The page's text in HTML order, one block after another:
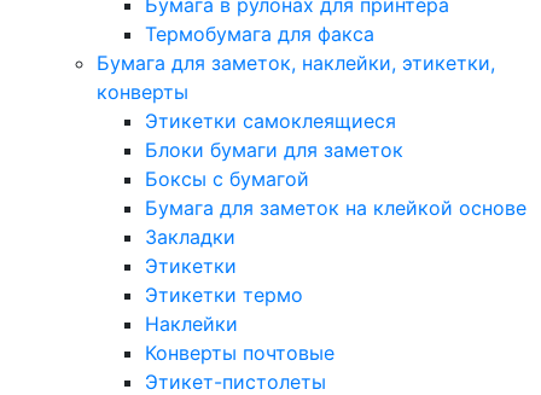
Бумага в рулонах для принтера
Термобумага для факса
Бумага для заметок, наклейки, этикетки,
конверты
Этикетки самоклеящиеся
Блоки бумаги для заметок
Боксы с бумагой
Бумага для заметок на клейкой основе
Закладки
Этикетки
Этикетки термо
Наклейки
Конверты почтовые
Этикет-пистолеты